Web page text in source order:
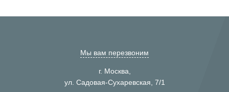
Мы вам перезвоним
г. Москва,
ул. Садовая-Сухаревская, 7/1